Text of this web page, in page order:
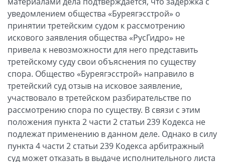
уведомлением общества «Буреягэсстрой» о
принятии третейским судом к рассмотрению
искового заявления общества «РусГидро» не
привела к невозможности для него представить
третейскому суду свои объяснения по существу
спора. Общество «Буреягэсстрой» направило в
третейский суд отзыв на исковое заявление,
участвовало в третейском разбирательстве по
рассмотрению спора по существу. В связи с этим
положения пункта 2 части 2 статьи 239 Кодекса не
подлежат применению в данном деле. Однако в силу
пункта 4 части 2 статьи 239 Кодекса арбитражный
суд может отказать в выдаче исполнительного листа